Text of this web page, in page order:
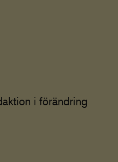
i förändring